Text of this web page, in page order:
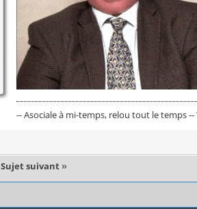
-- Asociale à mi-temps, relou tout le temps
Sujet suivant »